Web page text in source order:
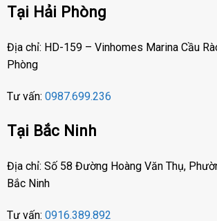
Tại Hải Phòng
Địa chỉ: HD-159 – Vinhomes Marina Cầu
Phòng
Tư vấn: 0987.699.236
Tại Bắc Ninh
Địa chỉ: Số 58 Đường Hoàng Văn Thụ,
Bắc Ninh
Tư vấn: 0916.389.892